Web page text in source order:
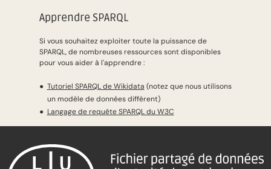
Apprendre SPARQL
Si vous souhaitez exploiter toute la puissance de
SPARQL, de nombreuses ressources sont disponibles
pour vous aider à l'apprendre :
Tutoriel SPARQL de Wikidata (notez que nous utilisons
un modèle de données différent)
Langage de requête SPARQL du W3C
Pied de page